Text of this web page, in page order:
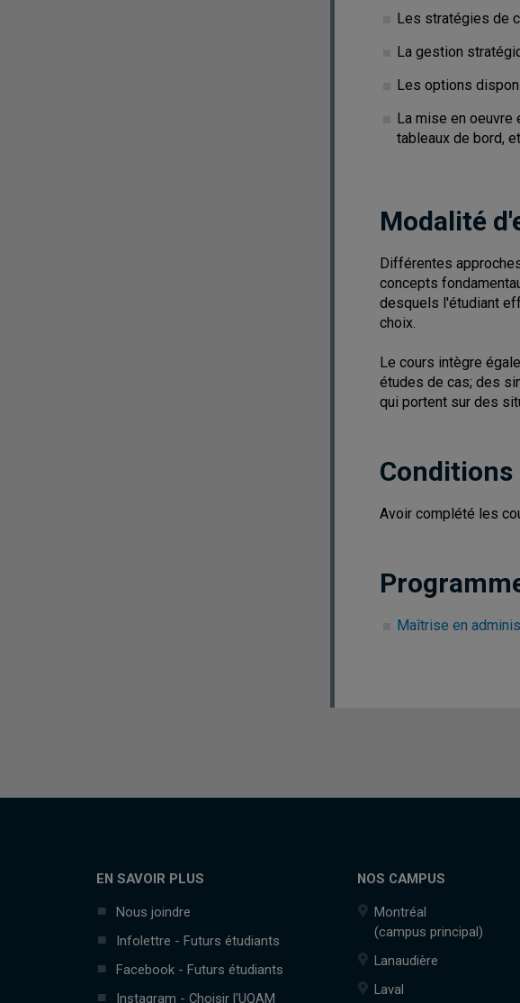
Les stratégies de
La gestion
Les options
La mise en
tableaux de bord,
Modalité
Différentes
concepts
desquels l'étudiant
choix.
Le cours intègre
études de cas; des
qui portent sur des
Conditions
Avoir complété les
Maîtrise en
EN SAVOIR PLUS
Nous joindre
Infolettre - Futurs étudiants
Facebook - Futurs étudiants
Instagram - Choisir l'UQAM
NOS CAMPUS
Montréal
(campus principal)
Lanaudière
Laval